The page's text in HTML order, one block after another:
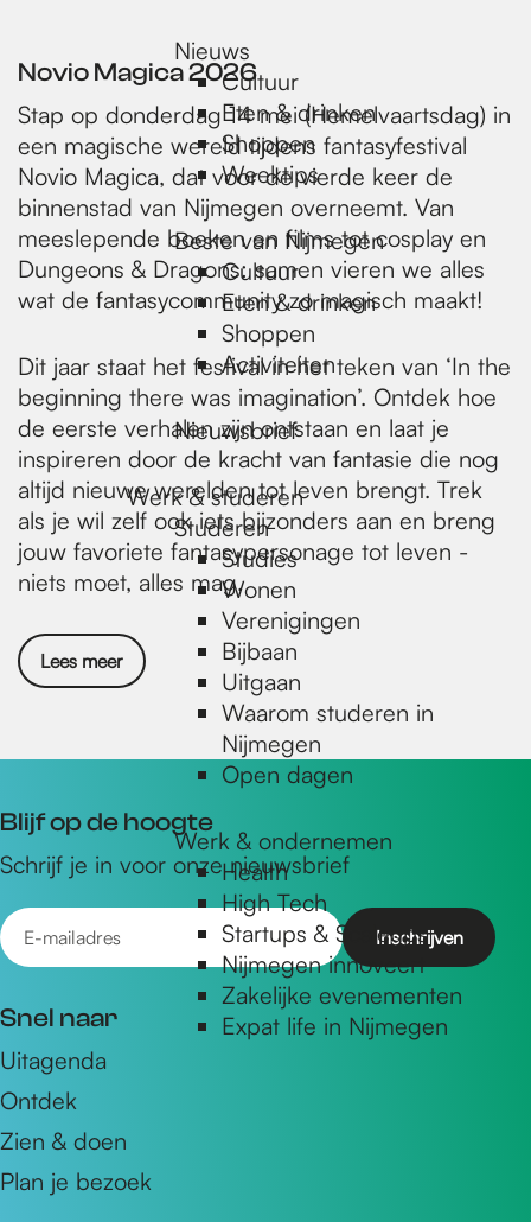
Nieuws
Cultuur
Eten & drinken
Shoppen
Weektips
Beste van Nijmegen
Cultuur
Eten & drinken
Shoppen
Activiteiten
Nieuwsbrief
Werk & studeren
Studeren
Studies
Wonen
Verenigingen
Bijbaan
Uitgaan
Waarom studeren in
Nijmegen
Open dagen
Werk & ondernemen
Health
High Tech
Startups & Scaleups
Nijmegen innoveert
Zakelijke evenementen
Expat life in Nijmegen
Novio Magica 2026
Stap op donderdag 14 mei (Hemelvaartsdag) in
een magische wereld tijdens fantasyfestival
Novio Magica, dat voor de vierde keer de
binnenstad van Nijmegen overneemt. Van
meeslepende boeken en films tot cosplay en
Dungeons & Dragons: samen vieren we alles
wat de fantasycommunity zo magisch maakt!
Dit jaar staat het festival in het teken van ‘In the
beginning there was imagination’. Ontdek hoe
de eerste verhalen zijn ontstaan en laat je
inspireren door de kracht van fantasie die nog
altijd nieuwe werelden tot leven brengt. Trek
als je wil zelf ook iets bijzonders aan en breng
jouw favoriete fantasypersonage tot leven -
niets moet, alles mag.
Lees meer
Blijf op de hoogte
Schrijf je in voor onze nieuwsbrief
E
-
a
i
l
a
d
Snel naar
Uitagenda
Ontdek
Zien & doen
Plan je bezoek